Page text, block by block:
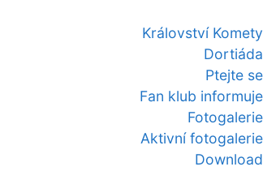
Království Komety
Dortiáda
Ptejte se
Fan klub informuje
Fotogalerie
Aktivní fotogalerie
Download